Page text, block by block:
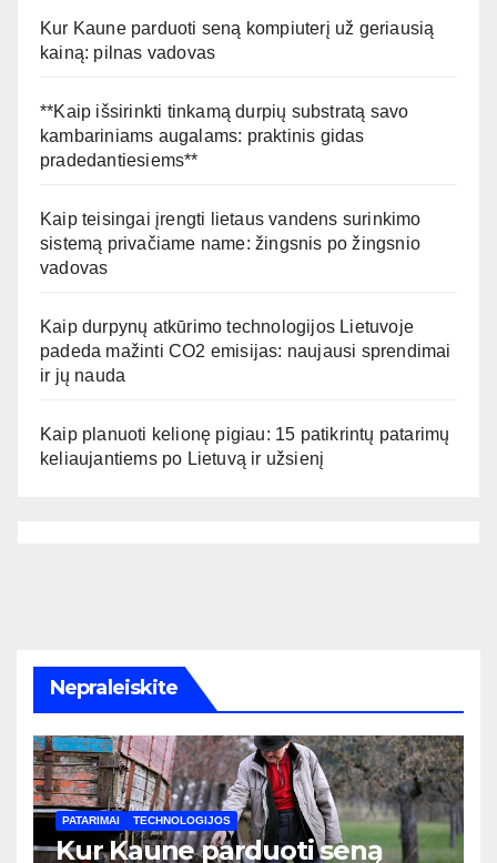
Kur Kaune parduoti seną kompiuterį už geriausią
kainą: pilnas vadovas
**Kaip išsirinkti tinkamą durpių substratą savo
kambariniams augalams: praktinis gidas
pradedantiesiems**
Kaip teisingai įrengti lietaus vandens surinkimo
sistemą privačiame name: žingsnis po žingsnio
vadovas
Kaip durpynų atkūrimo technologijos Lietuvoje
padeda mažinti CO2 emisijas: naujausi sprendimai
ir jų nauda
Kaip planuoti kelionę pigiau: 15 patikrintų patarimų
keliaujantiems po Lietuvą ir užsienį
Nepraleiskite
PATARIMAI TECHNOLOGIJOS
Kur Kaune parduoti seną